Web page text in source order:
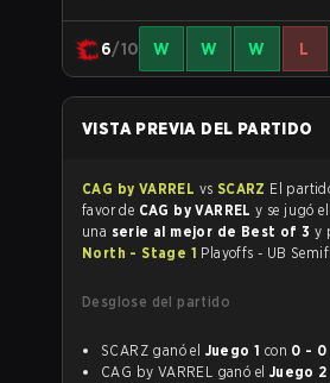
6/10 W W W L
VISTA PREVIA DEL PARTIDO
CAG by VARREL vs SCARZ
favor de CAG by VARRELy se jugó el
una serie al mejor de Best of 3 y
North - Stage 1 Playoffs - UB
Desglose del partido
SCARZ ganó el Juego 1 con 0 - 0
CAG by VARREL ganó el Juego 2